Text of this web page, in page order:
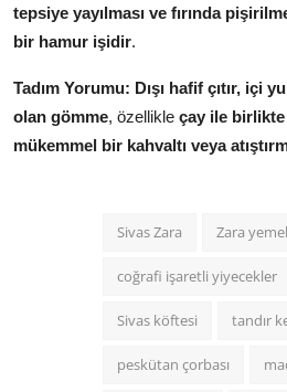
tepsiye yayılması ve fırında
bir hamur işidir.
Tadım Yorumu: Dışı hafif çıtır, içi
olan gömme, özellikle çay ile
mükemmel bir kahvaltı veya
Sivas Zara Zara
coğrafi işaretli yiyecekler
Sivas köftesi tandır
peskütan çorbası